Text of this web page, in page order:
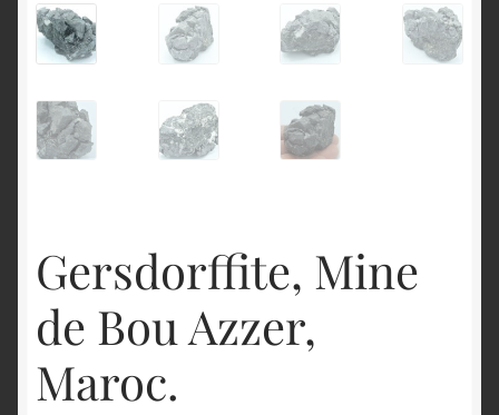
Gersdorffite, Mine
de Bou Azzer,
Maroc.